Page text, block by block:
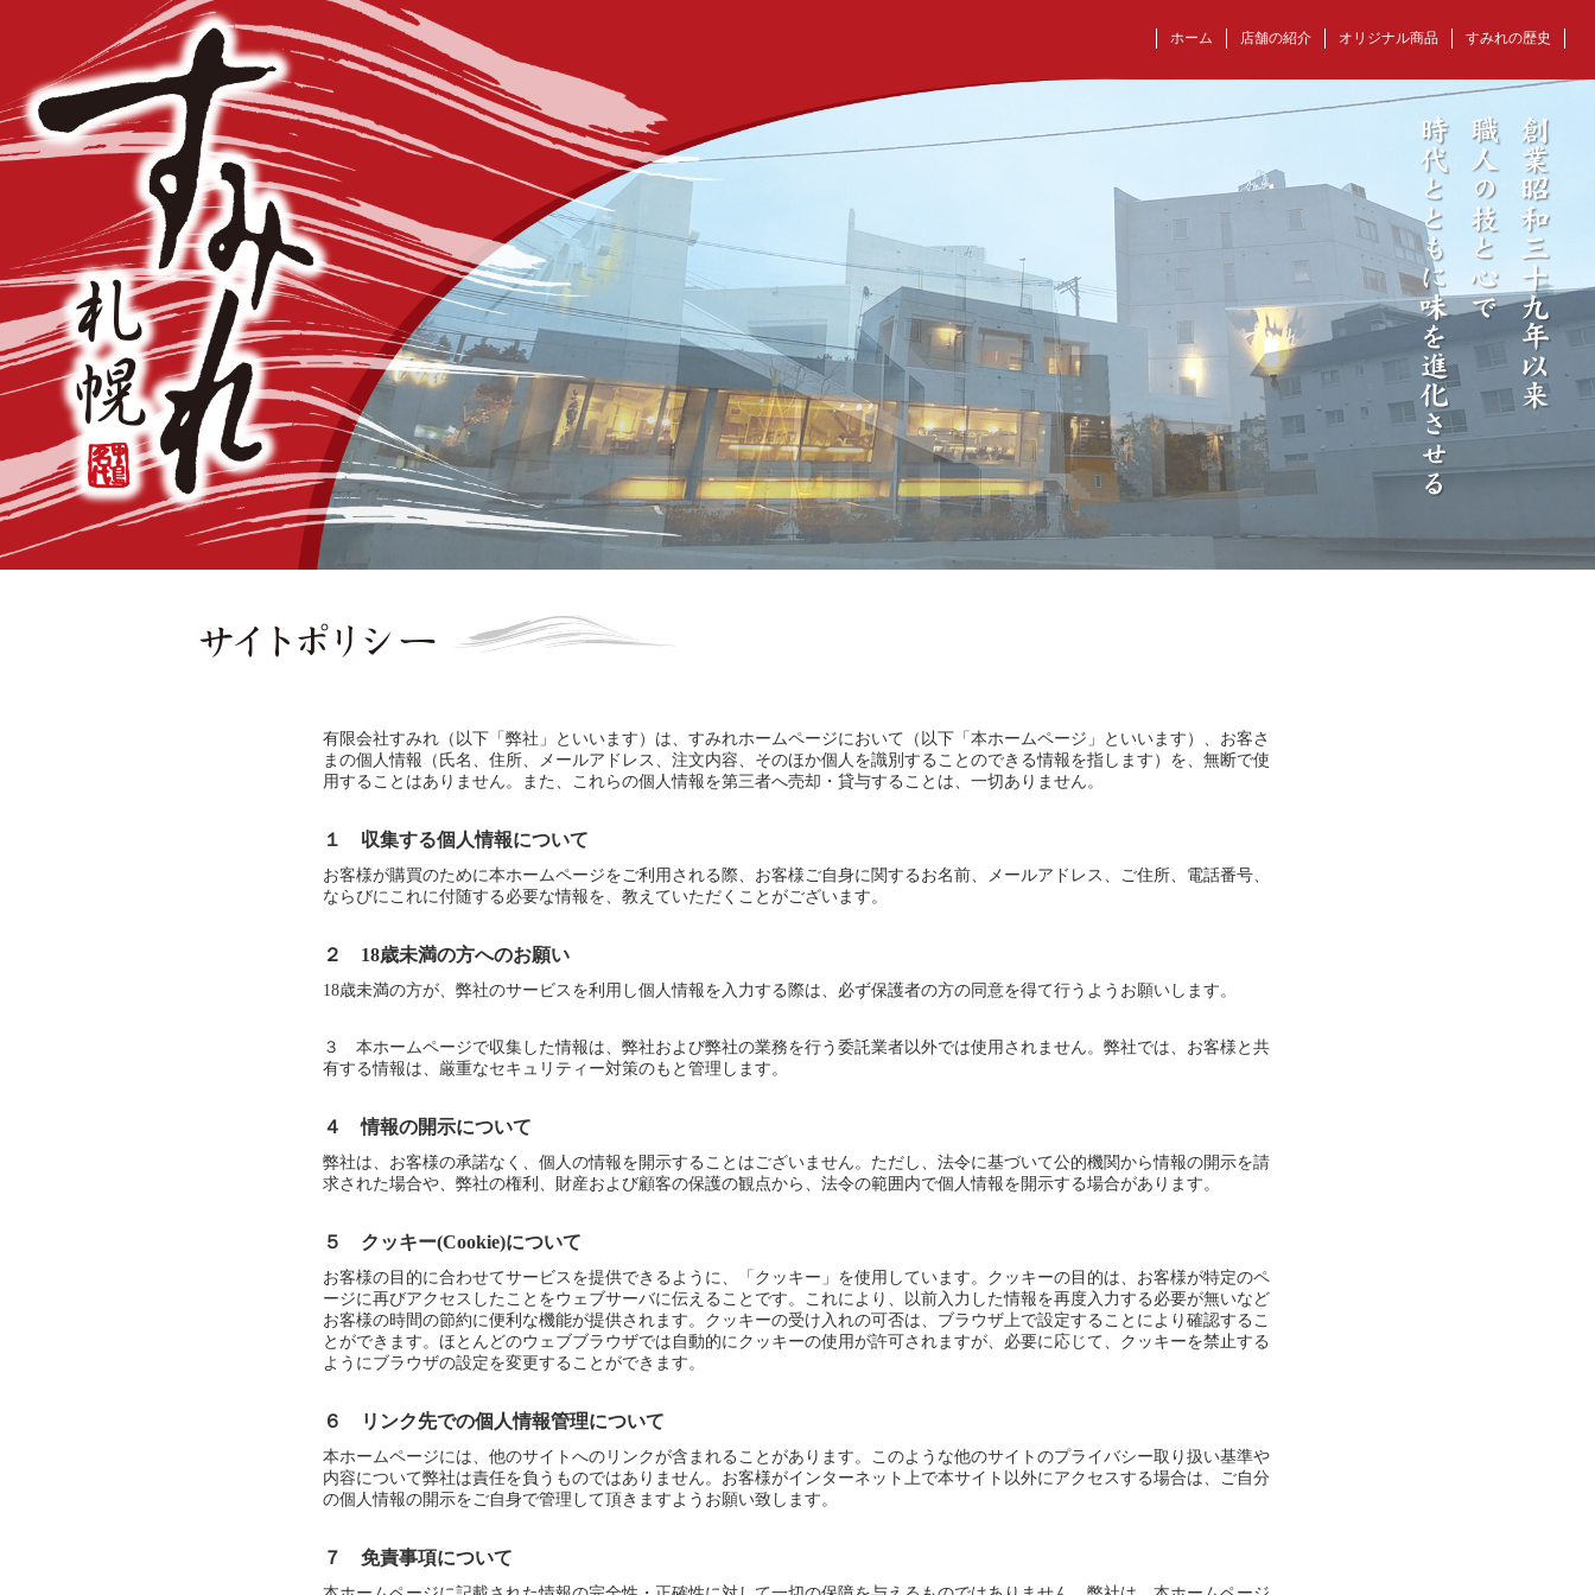
ホーム 店舗の紹介 オリジナル商品 すみれの歴史
有限会社すみれ（以下「弊社」といいます）は、すみれホームページにおいて（以下「本ホームページ」といいます）、お客さ
まの個人情報（氏名、住所、メールアドレス、注文内容、そのほか個人を識別することのできる情報を指します）を、無断で使
用することはありません。また、これらの個人情報を第三者へ売却・貸与することは、一切ありません。
１ 収集する個人情報について
お客様が購買のために本ホームページをご利用される際、お客様ご自身に関するお名前、メールアドレス、ご住所、電話番号、
ならびにこれに付随する必要な情報を、教えていただくことがございます。
２ 18歳未満の方へのお願い
18歳未満の方が、弊社のサービスを利用し個人情報を入力する際は、必ず保護者の方の同意を得て行うようお願いします。
３ 本ホームページで収集した情報は、弊社および弊社の業務を行う委託業者以外では使用されません。弊社では、お客様と共
有する情報は、厳重なセキュリティー対策のもと管理します。
４ 情報の開示について
弊社は、お客様の承諾なく、個人の情報を開示することはございません。ただし、法令に基づいて公的機関から情報の開示を請
求された場合や、弊社の権利、財産および顧客の保護の観点から、法令の範囲内で個人情報を開示する場合があります。
５ クッキー(Cookie)について
お客様の目的に合わせてサービスを提供できるように、「クッキー」を使用しています。クッキーの目的は、お客様が特定のペ
ージに再びアクセスしたことをウェブサーバに伝えることです。これにより、以前入力した情報を再度入力する必要が無いなど
お客様の時間の節約に便利な機能が提供されます。クッキーの受け入れの可否は、ブラウザ上で設定することにより確認するこ
とができます。ほとんどのウェブブラウザでは自動的にクッキーの使用が許可されますが、必要に応じて、クッキーを禁止する
ようにブラウザの設定を変更することができます。
６ リンク先での個人情報管理について
本ホームページには、他のサイトへのリンクが含まれることがあります。このような他のサイトのプライバシー取り扱い基準や
内容について弊社は責任を負うものではありません。お客様がインターネット上で本サイト以外にアクセスする場合は、ご自分
の個人情報の開示をご自身で管理して頂きますようお願い致します。
７ 免責事項について